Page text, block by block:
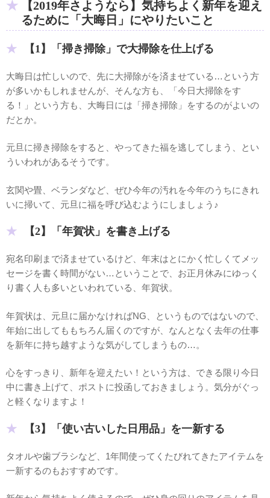
【2019年さようなら】気持ちよく新年を迎え
るために「大晦日」にやりたいこと
【1】「掃き掃除」で大掃除を仕上げる
大晦日は忙しいので、先に大掃除がを済ませている…という方
が多いかもしれませんが、そんな方も、「今日大掃除をす
る！」という方も、大晦日には「掃き掃除」をするのがよいの
だとか。
元旦に掃き掃除をすると、やってきた福を逃してしまう、とい
ういわれがあるそうです。
玄関や畳、ベランダなど、ぜひ今年の汚れを今年のうちにきれ
いに掃いて、元旦に福を呼び込むようにしましょう♪
【2】「年賀状」を書き上げる
宛名印刷まで済ませているけど、年末はとにかく忙しくてメッ
セージを書く時間がない…ということで、お正月休みにゆっく
り書く人も多いといわれている、年賀状。
年賀状は、元旦に届かなければNG、というものではないので、
年始に出してももちろん届くのですが、なんとなく去年の仕事
を新年に持ち越すような気がしてしまうもの…。
心をすっきり、新年を迎えたい！という方は、できる限り今日
中に書き上げて、ポストに投函しておきましょう。気分がぐっ
と軽くなりますよ！
【3】「使い古いした日用品」を一新する
タオルや歯ブラシなど、1年間使ってくたびれてきたアイテムを
一新するのもおすすめです。